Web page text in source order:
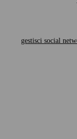
gestisci social